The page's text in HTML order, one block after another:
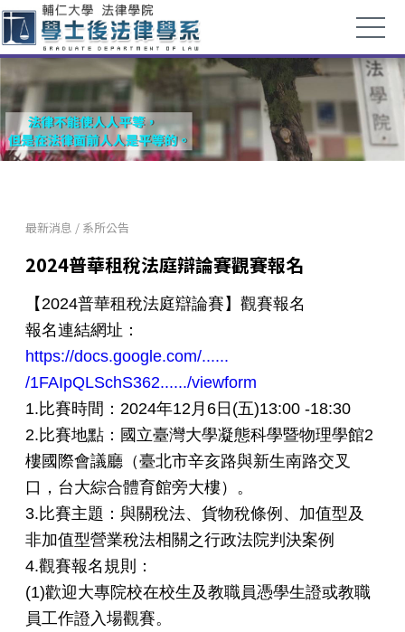
最新消息 / 系所公告
2024普華租稅法庭辯論賽觀賽報名
【2024普華租稅法庭辯論賽】觀賽報名
報名連結網址：
https://docs.google.com/......
/1FAIpQLSchS362....../viewform
1.比賽時間：2024年12月6日(五)13:00 -18:30
2.比賽地點：國立臺灣大學凝態科學暨物理學館2
樓國際會議廳（臺北市辛亥路與新生南路交叉
口，台大綜合體育館旁大樓）。
3.比賽主題：與關稅法、貨物稅條例、 加值型及
非加值型營業稅法相關之行政法院判決案例
4.觀賽報名規則：
(1)歡迎大專院校在校生及教職員憑學生證或教職
員工作證入場觀賽。